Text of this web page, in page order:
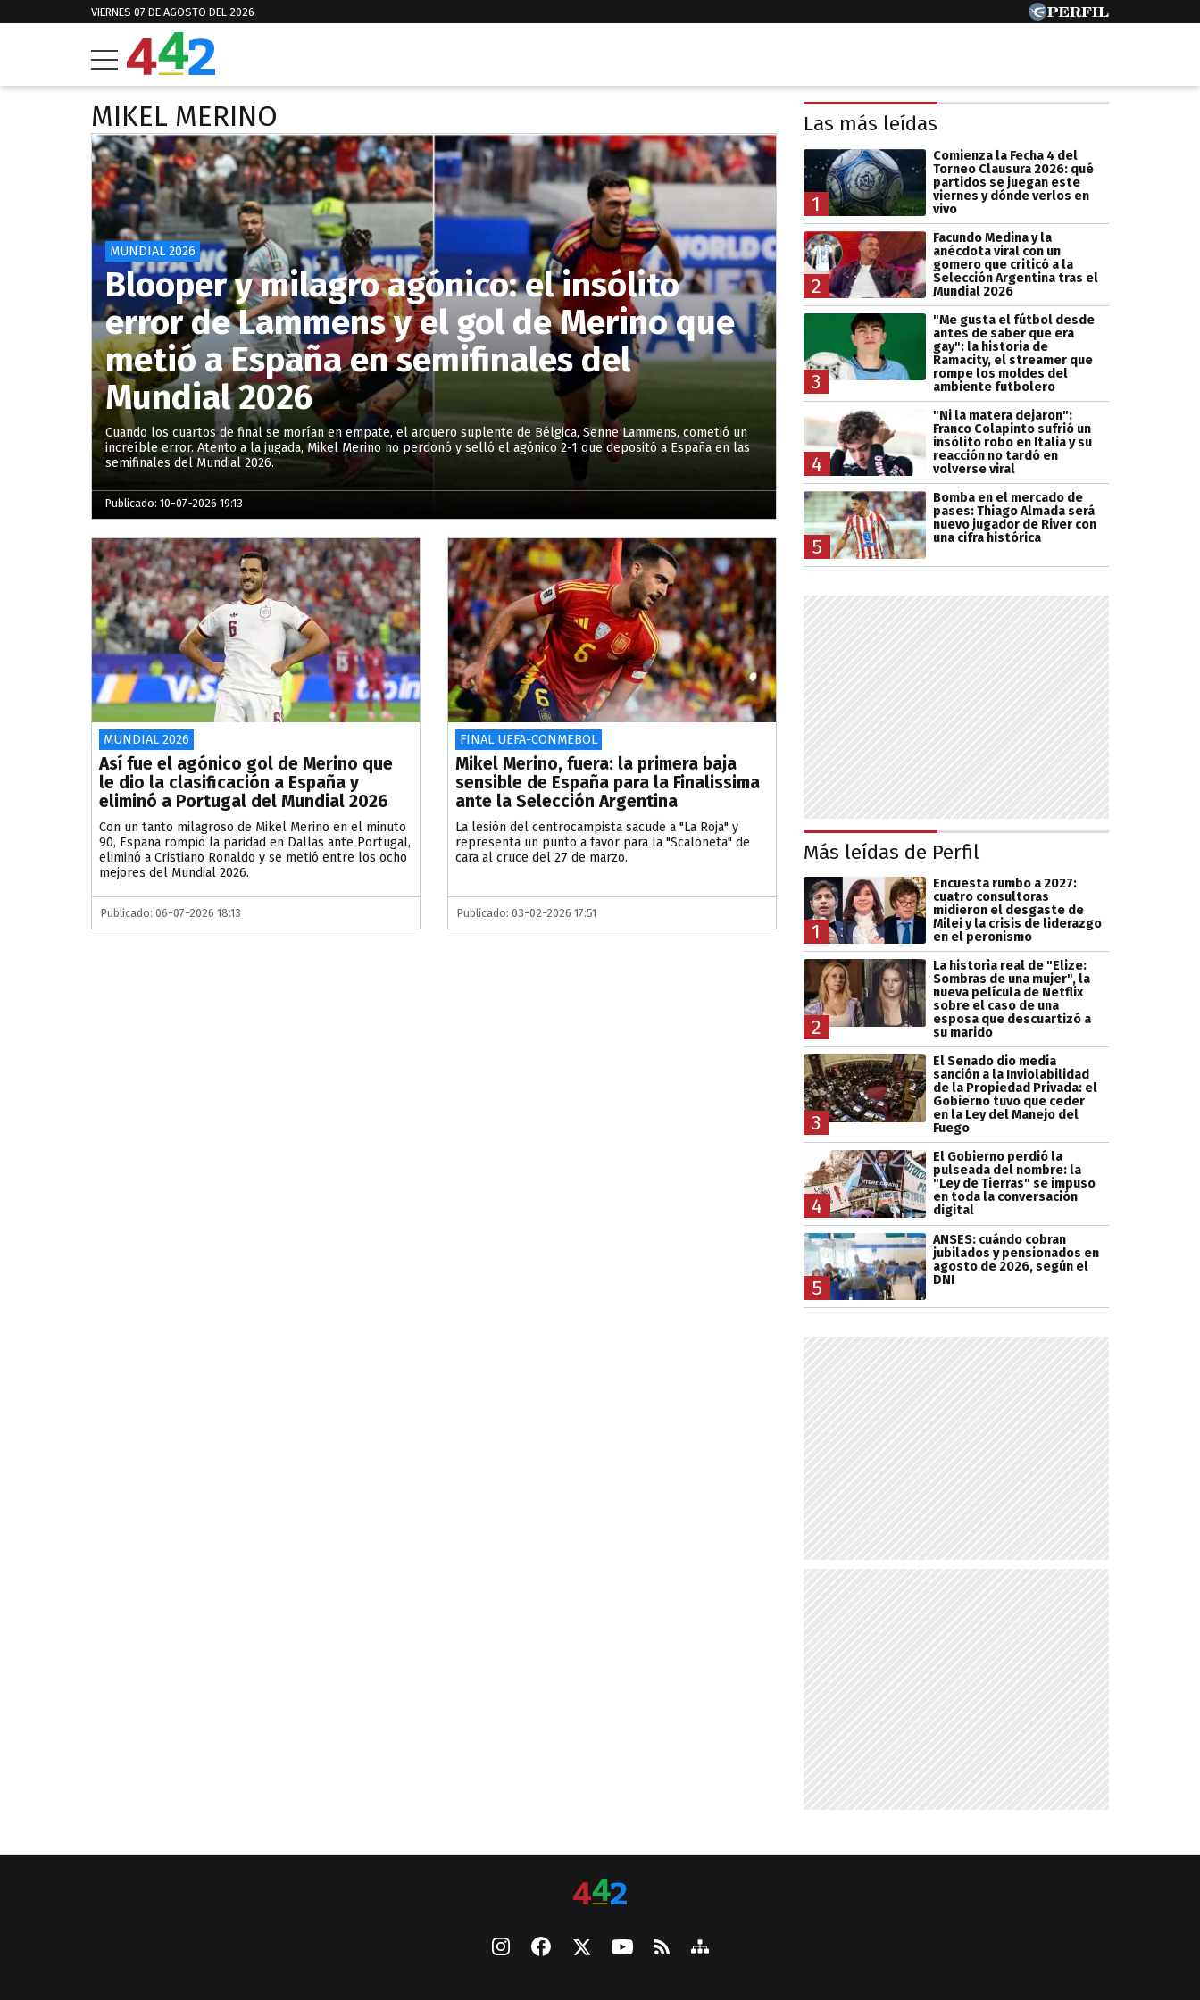
VIERNES 07 DE AGOSTO DEL 2026
MIKEL MERINO
MUNDIAL 2026
Blooper y milagro agónico: el insólito
error de Lammens y el gol de Merino que
metió a España en semifinales del
Mundial 2026
Cuando los cuartos de final se morían en empate, el arquero suplente de Bélgica, Senne Lammens, cometió un
increíble error. Atento a la jugada, Mikel Merino no perdonó y selló el agónico 2-1 que depositó a España en las
semifinales del Mundial 2026.
Publicado: 10-07-2026 19:13
MUNDIAL 2026
Así fue el agónico gol de Merino que
le dio la clasificación a España y
eliminó a Portugal del Mundial 2026
Con un tanto milagroso de Mikel Merino en el minuto
90, España rompió la paridad en Dallas ante Portugal,
eliminó a Cristiano Ronaldo y se metió entre los ocho
mejores del Mundial 2026.
Publicado: 06-07-2026 18:13
FINAL UEFA-CONMEBOL
Mikel Merino, fuera: la primera baja
sensible de España para la Finalissima
ante la Selección Argentina
La lesión del centrocampista sacude a "La Roja" y
representa un punto a favor para la "Scaloneta" de
cara al cruce del 27 de marzo.
Publicado: 03-02-2026 17:51
Las más leídas
1
Comienza la Fecha 4 del
Torneo Clausura 2026: qué
partidos se juegan este
viernes y dónde verlos en
vivo
2
Facundo Medina y la
anécdota viral con un
gomero que criticó a la
Selección Argentina tras el
Mundial 2026
3
"Me gusta el fútbol desde
antes de saber que era
gay": la historia de
Ramacity, el streamer que
rompe los moldes del
ambiente futbolero
4
"Ni la matera dejaron":
Franco Colapinto sufrió un
insólito robo en Italia y su
reacción no tardó en
volverse viral
5
Bomba en el mercado de
pases: Thiago Almada será
nuevo jugador de River con
una cifra histórica
Más leídas de Perfil
1
Encuesta rumbo a 2027:
cuatro consultoras
midieron el desgaste de
Milei y la crisis de liderazgo
en el peronismo
2
La historia real de "Elize:
Sombras de una mujer", la
nueva película de Netflix
sobre el caso de una
esposa que descuartizó a
su marido
3
El Senado dio media
sanción a la Inviolabilidad
de la Propiedad Privada: el
Gobierno tuvo que ceder
en la Ley del Manejo del
Fuego
4
El Gobierno perdió la
pulseada del nombre: la
"Ley de Tierras" se impuso
en toda la conversación
digital
5
ANSES: cuándo cobran
jubilados y pensionados en
agosto de 2026, según el
DNI